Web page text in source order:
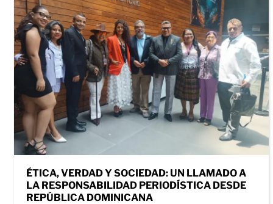
ÉTICA, VERDAD Y SOCIEDAD: UN LLAMADO A
LA RESPONSABILIDAD PERIODÍSTICA DESDE
REPÚBLICA DOMINICANA